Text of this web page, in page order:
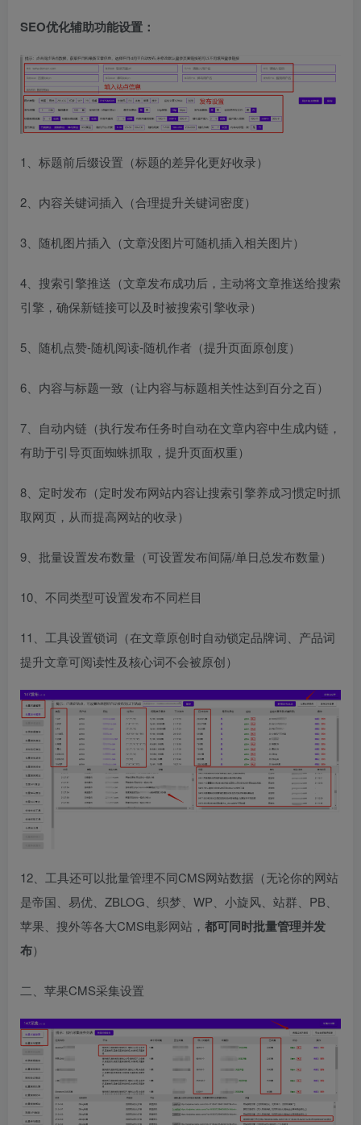
SEO优化辅助功能设置：
1、标题前后缀设置（标题的差异化更好收录）
2、内容关键词插入（合理提升关键词密度）
3、随机图片插入（文章没图片可随机插入相关图片）
4、搜索引擎推送（文章发布成功后，主动将文章推送给搜索
引擎，确保新链接可以及时被搜索引擎收录）
5、随机点赞-随机阅读-随机作者（提升页面原创度）
6、内容与标题一致（让内容与标题相关性达到百分之百）
7、自动内链（执行发布任务时自动在文章内容中生成内链，
有助于引导页面蜘蛛抓取，提升页面权重）
8、定时发布（定时发布网站内容让搜索引擎养成习惯定时抓
取网页，从而提高网站的收录）
9、批量设置发布数量（可设置发布间隔/单日总发布数量）
10、不同类型可设置发布不同栏目
11、工具设置锁词（在文章原创时自动锁定品牌词、产品词
提升文章可阅读性及核心词不会被原创）
12、工具还可以批量管理不同CMS网站数据（无论你的网站
是帝国、易优、ZBLOG、织梦、WP、小旋风、站群、PB、
苹果、搜外等各大CMS电影网站， 都可同时批量管理并发
布）
二、苹果CMS采集设置